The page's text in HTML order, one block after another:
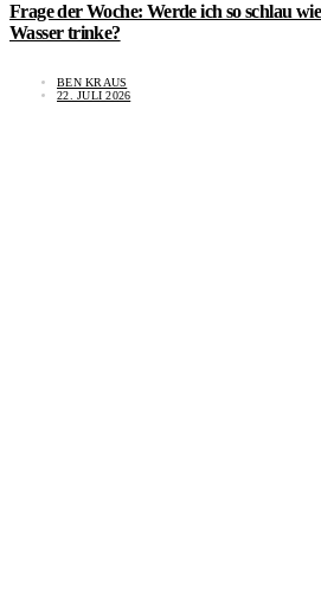
Frage der Woche: Werde ich so schlau
Wasser trinke?
BEN KRAUS
22. JULI 2026